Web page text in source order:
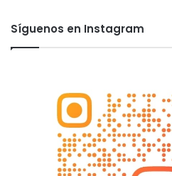
Síguenos en Instagram